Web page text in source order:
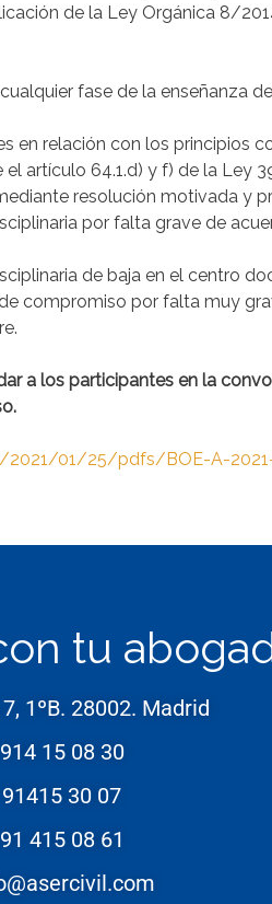
de la Ley Orgánica 8/
fase de la enseñanza
en relación con los principios
el artículo 64.1.d) y f) de la Ley
resolución motivada y
por falta grave de
de baja en el centro
compromiso por falta muy
a los participantes en la
01/25/pdfs/BOE-A-
tu
1ºB. 28002. Madrid
914 15 08 30
91415 30 07
91 415 08 61